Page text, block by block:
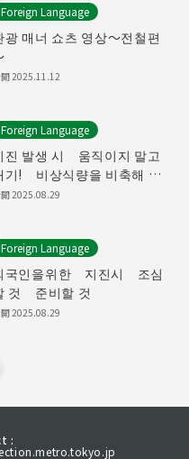
Foreign Language
광 매너 쇼츠 영상～전철편
2025.11.12
Foreign Language
진 발생 시 움직이지 말고
기! 비상식량을 비축해 두
!2025.08.29
Foreign Language
국인을위한 지진시 조심
것 준비할 것
2025.08.29
: